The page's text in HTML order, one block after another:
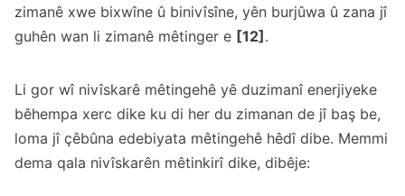
zimanê xwe bixwîne û binivîsîne, yên burjûwa û zana jî
guhên wan li zimanê mêtinger e [12].
Li gor wî nivîskarê mêtingehê yê duzimanî enerjiyeke
bêhempa xerc dike ku di her du zimanan de jî baş be,
loma jî çêbûna edebiyata mêtingehê hêdî dibe. Memmi
dema qala nivîskarên mêtinkirî dike, dibêje: